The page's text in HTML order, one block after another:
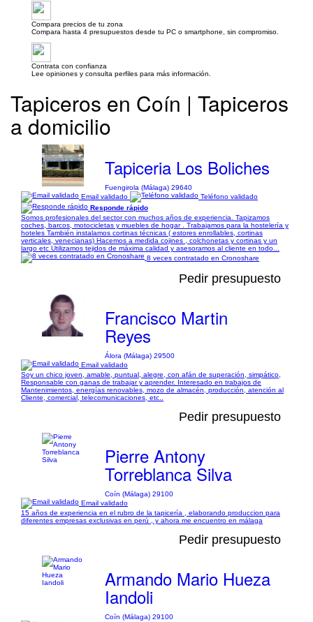
Compara precios de tu zona
Compara hasta 4 presupuestos desde tu PC o smartphone, sin compromiso.
Contrata con confianza
Lee opiniones y consulta perfiles para más información.
Tapiceros en Coín | Tapiceros
a domicilio
Tapiceria Los Boliches
Fuengirola (Málaga) 29640
Email validado
Teléfono validado
Responde rápido
Somos profesionales del sector con muchos años de experiencia. Tapizamos
coches, barcos, motocicletas y muebles de hogar . Trabajamos para la hostelería y
hoteles También instalamos cortinas técnicas ( estores enrollables, cortinas
verticales, venecianas) Hacemos a medida cojines , colchonetas y cortinas y un
largo etc Utilizamos tejidos de máxima calidad y asesoramos al cliente en todo...
8 veces contratado en Cronoshare
Pedir presupuesto
Francisco Martin
Reyes
Álora (Málaga) 29500
Email validado
Soy un chico joven, amable, puntual, alegre, con afán de superación, simpático,
Responsable con ganas de trabajar y aprender. Interesado en trabajos de
Mantenimientos, energías renovables, mozo de almacén, producción, atención al
Cliente, comercial, telecomunicaciones, etc..
Pedir presupuesto
Pierre Antony
Torreblanca Silva
Coín (Málaga) 29100
Email validado
15 años de experiencia en el rubro de la tapicería , elaborando produccion para
diferentes empresas exclusivas en perú , y ahora me encuentro en málaga
Pedir presupuesto
Armando Mario Hueza
Iandoli
Coín (Málaga) 29100